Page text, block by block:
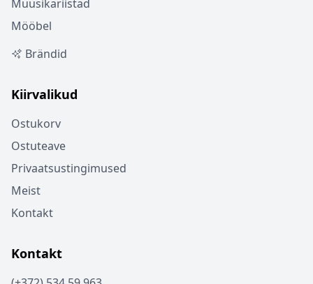
Muusikariistad
Mööbel
Brändid
Kiirvalikud
Ostukorv
Ostuteave
Privaatsustingimused
Meist
Kontakt
Kontakt